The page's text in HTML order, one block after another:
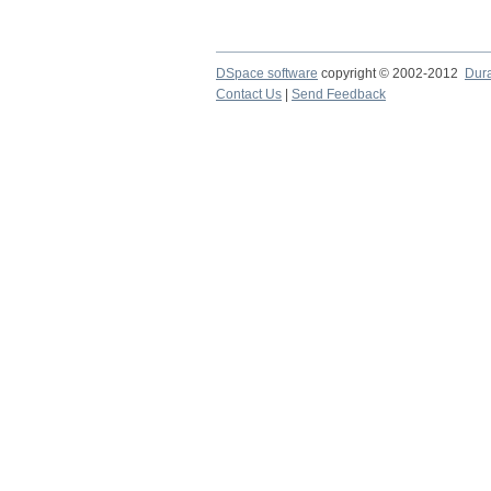
DSpace software copyright © 2002-2012
Contact Us
Send Feedback